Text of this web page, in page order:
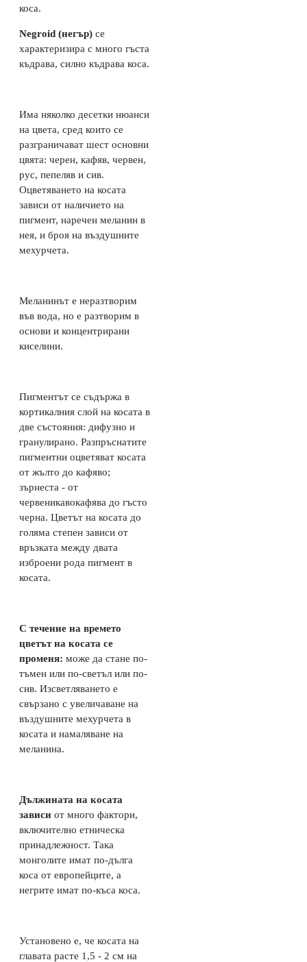
коса.
Negroid (негър) се
характеризира с много гъста
къдрава, силно къдрава коса.
Има няколко десетки нюанси
на цвета, сред които се
разграничават шест основни
цвята: черен, кафяв, червен,
рус, пепеляв и сив.
Оцветяването на косата
зависи от наличието на
пигмент, наречен меланин в
нея, и броя на въздушните
мехурчета.
Меланинът е неразтворим
във вода, но е разтворим в
основи и концентрирани
киселини.
Пигментът се съдържа в
кортикалния слой на косата в
две състояния: дифузно и
гранулирано. Разпръснатите
пигментни оцветяват косата
от жълто до кафяво;
зърнеста - от
червеникавокафява до гъсто
черна. Цветът на косата до
голяма степен зависи от
връзката между двата
изброени рода пигмент в
косата.
С течение на времето
цветът на косата се
променя: може да стане по-
тъмен или по-светъл или по-
сив. Изсветляването е
свързано с увеличаване на
въздушните мехурчета в
косата и намаляване на
меланина.
Дължината на косата
зависи от много фактори,
включително етническа
принадлежност. Така
монголите имат по-дълга
коса от европейците, а
негрите имат по-къса коса.
Установено е, че косата на
главата расте 1,5 - 2 см на